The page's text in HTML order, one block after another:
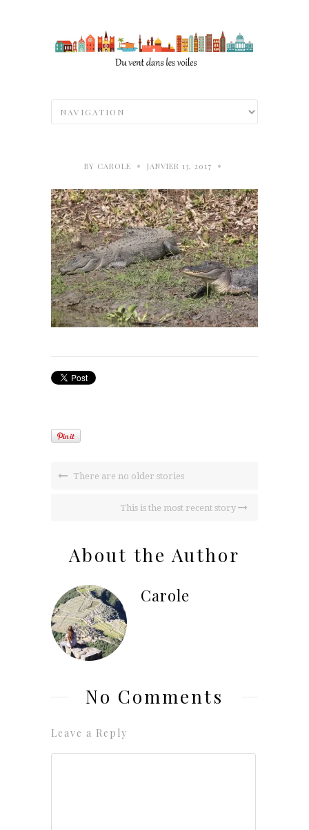
BY CAROLE • JANVIER 13, 2017 •
There are no older stories
This is the most recent story
About the Author
Carole
No Comments
Leave a Reply